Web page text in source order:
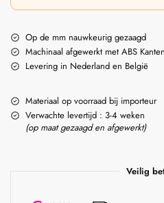
Op de mm nauwkeurig gezaagd
Machinaal afgewerkt met ABS
Levering in Nederland en België
Materiaal op voorraad bij importeur
Verwachte levertijd : 3-4 weken
(op maat gezaagd en afgewerkt)
Veilig